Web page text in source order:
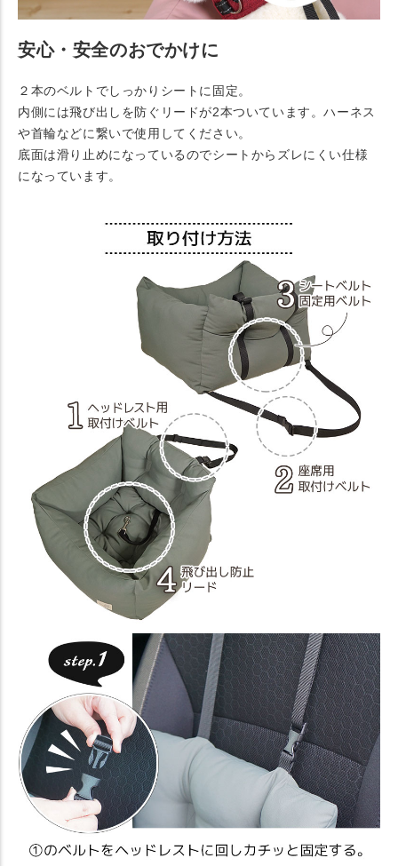
安心・安全のおでかけに
２本のベルトでしっかりシートに固定。
内側には飛び出しを防ぐリードが2本ついています。ハーネス
や首輪などに繋いで使用してください。
底面は滑り止めになっているのでシートからズレにくい仕様
になっています。